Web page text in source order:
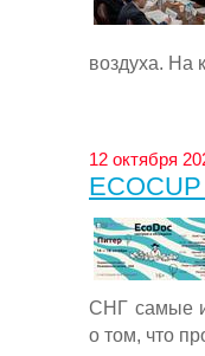
воздуха. На
12 октября
СНГ самые
о том, что